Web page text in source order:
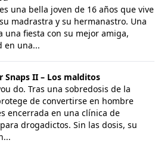
una bella joven de 16 años que vive
madrastra y su hermanastro. Una
una fiesta con su mejor amiga,
en una...
– Los malditos
Snaps II – Los malditos
do. Tras una sobredosis de la
de convertirse en hombre
encerrada en una clínica de
drogadictos. Sin las dosis, su